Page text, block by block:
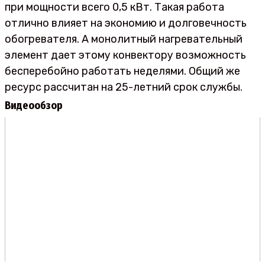
при мощности всего 0,5 кВт. Такая работа
отлично влияет на экономию и долговечность
обогревателя. А монолитный нагревательный
элемент дает этому конвектору возможность
бесперебойно работать неделями. Общий же
ресурс рассчитан на 25-летний срок службы.
Видеообзор